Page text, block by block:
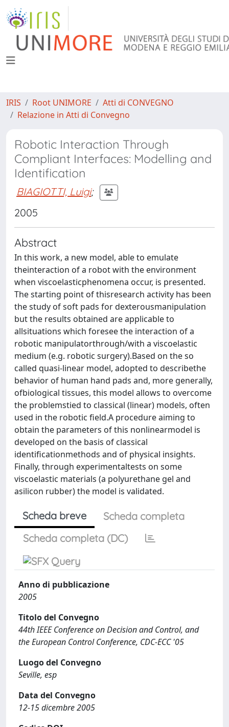
IRIS Root UNIMORE
Atti di CONVEGNO
Relazione in Atti di Convegno
Robotic Interaction Through
Compliant Interfaces: Modelling and
Identification
BIAGIOTTI, Luigi;
2005
Abstract
In this work, a new model, able to emulate
theinteraction of a robot with the environment
when viscoelasticphenomena occur, is presented.
The starting point of thisresearch activity has been
the study of soft pads for dexterousmanipulation
but the results obtained are applicable to
allsituations which foresee the interaction of a
robotic manipulatorthrough/with a viscoelastic
medium (e.g. robotic surgery).Based on the so
called quasi-linear model, adopted to describethe
behavior of human hand pads and, more generally,
ofbiological tissues, this model allows to overcome
the problemstied to classical (linear) models, often
used in the robotic field.A procedure aiming to
obtain the parameters of this nonlinearmodel is
developed on the basis of classical
identificationmethods and of physical insights.
Finally, through experimentaltests on some
viscoelastic materials (a polyurethane gel and
asilicon rubber) the model is validated.
Scheda breve
Scheda completa
Scheda completa (DC)
Anno di pubblicazione
2005
Titolo del Convegno
44th IEEE Conference on Decision and Control, and
the European Control Conference, CDC-ECC '05
Luogo del Convegno
Seville, esp
Data del Convegno
12-15 dicembre 2005